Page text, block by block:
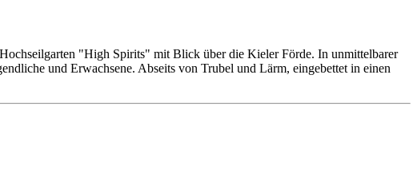
"High Spirits" mit Blick über die Kieler Förde. In unmittelbarer
und Erwachsene. Abseits von Trubel und Lärm, eingebettet in einen